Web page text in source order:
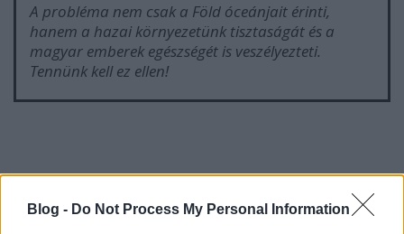
Blog - Do Not Process My Personal Information
A probléma nem csak a Föld óceánjait érinti,
hanem a hazai környezetünk tisztaságát és a
magyar emberek egészségét is veszélyezteti.
Tennünk kell ez ellen!
A keletkezésnél kell megállítanunk a
műanyagszennyezést!